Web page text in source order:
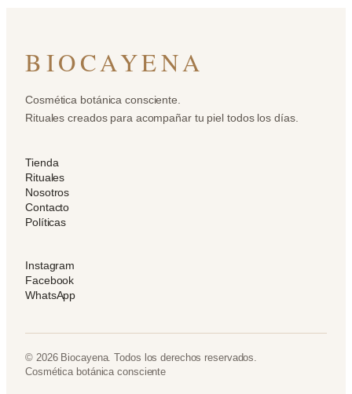
BIOCAYENA
Cosmética botánica consciente.
Rituales creados para acompañar tu piel todos los días.
Tienda
Rituales
Nosotros
Contacto
Políticas
Instagram
Facebook
WhatsApp
© 2026 Biocayena. Todos los derechos reservados.
Cosmética botánica consciente